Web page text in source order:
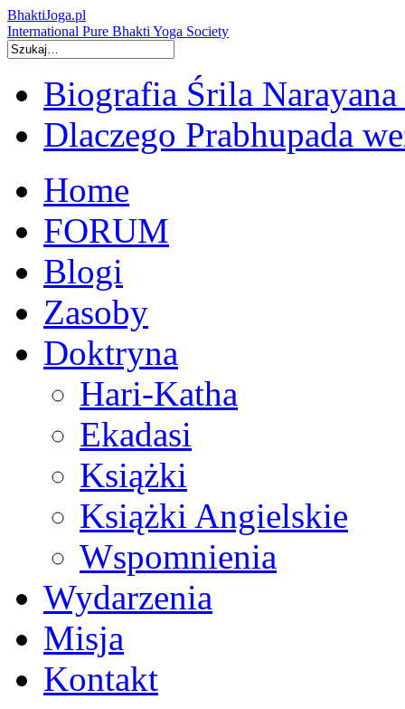
BhaktiJoga.pl
International Pure Bhakti Yoga Society
Biografia Śrila
Dlaczego Prabhupada
Home
FORUM
Blogi
Zasoby
Doktryna
Hari-Katha
Ekadasi
Książki
Książki Angielskie
Wspomnienia
Wydarzenia
Misja
Kontakt